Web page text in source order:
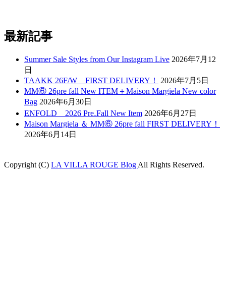
最新記事
Summer Sale Styles from Our Instagram Live 2026年7月12
日
TAAKK 26F/W FIRST DELIVERY！
2026年7月5日
MM⑥ 26pre fall New ITEM＋Maison Margiela New color
Bag 2026年6月30日
ENFOLD 2026 Pre₋Fall New Item 2026年6月27日
Maison Margiela ＆ MM⑥ 26pre fall FIRST DELIVERY！
2026年6月14日
Copyright (C) LA VILLA ROUGE Blog All Rights Reserved.